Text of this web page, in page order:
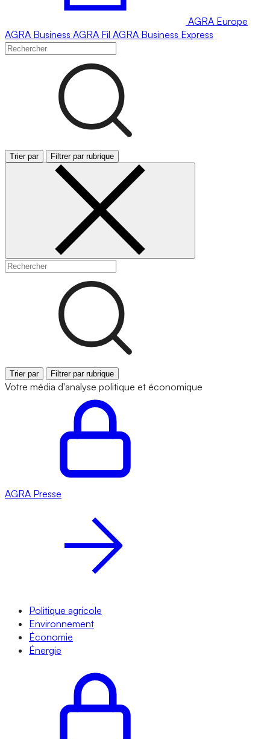
AGRA Europe
AGRA Business AGRA Fil AGRA Business Express
Trier par Filtrer par rubrique
Trier par Filtrer par rubrique
Votre média d'analyse politique et économique
AGRA Presse
Politique agricole
Environnement
Économie
Énergie